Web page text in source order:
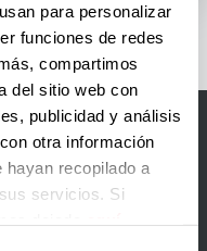
para personalizar
funciones de redes
compartimos
del sitio web con
publicidad y análisis
otra información
hayan recopilado a
servicios. Si
Aviso Legal